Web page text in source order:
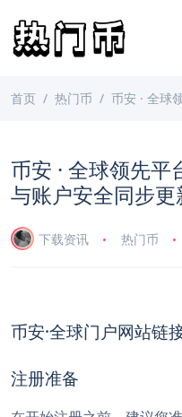
首页 热门币 币安 · 全球领先
币安 · 全球领先
与账户安全同步更
下载资讯 热门币
币安·全球门户网站链
注册准备